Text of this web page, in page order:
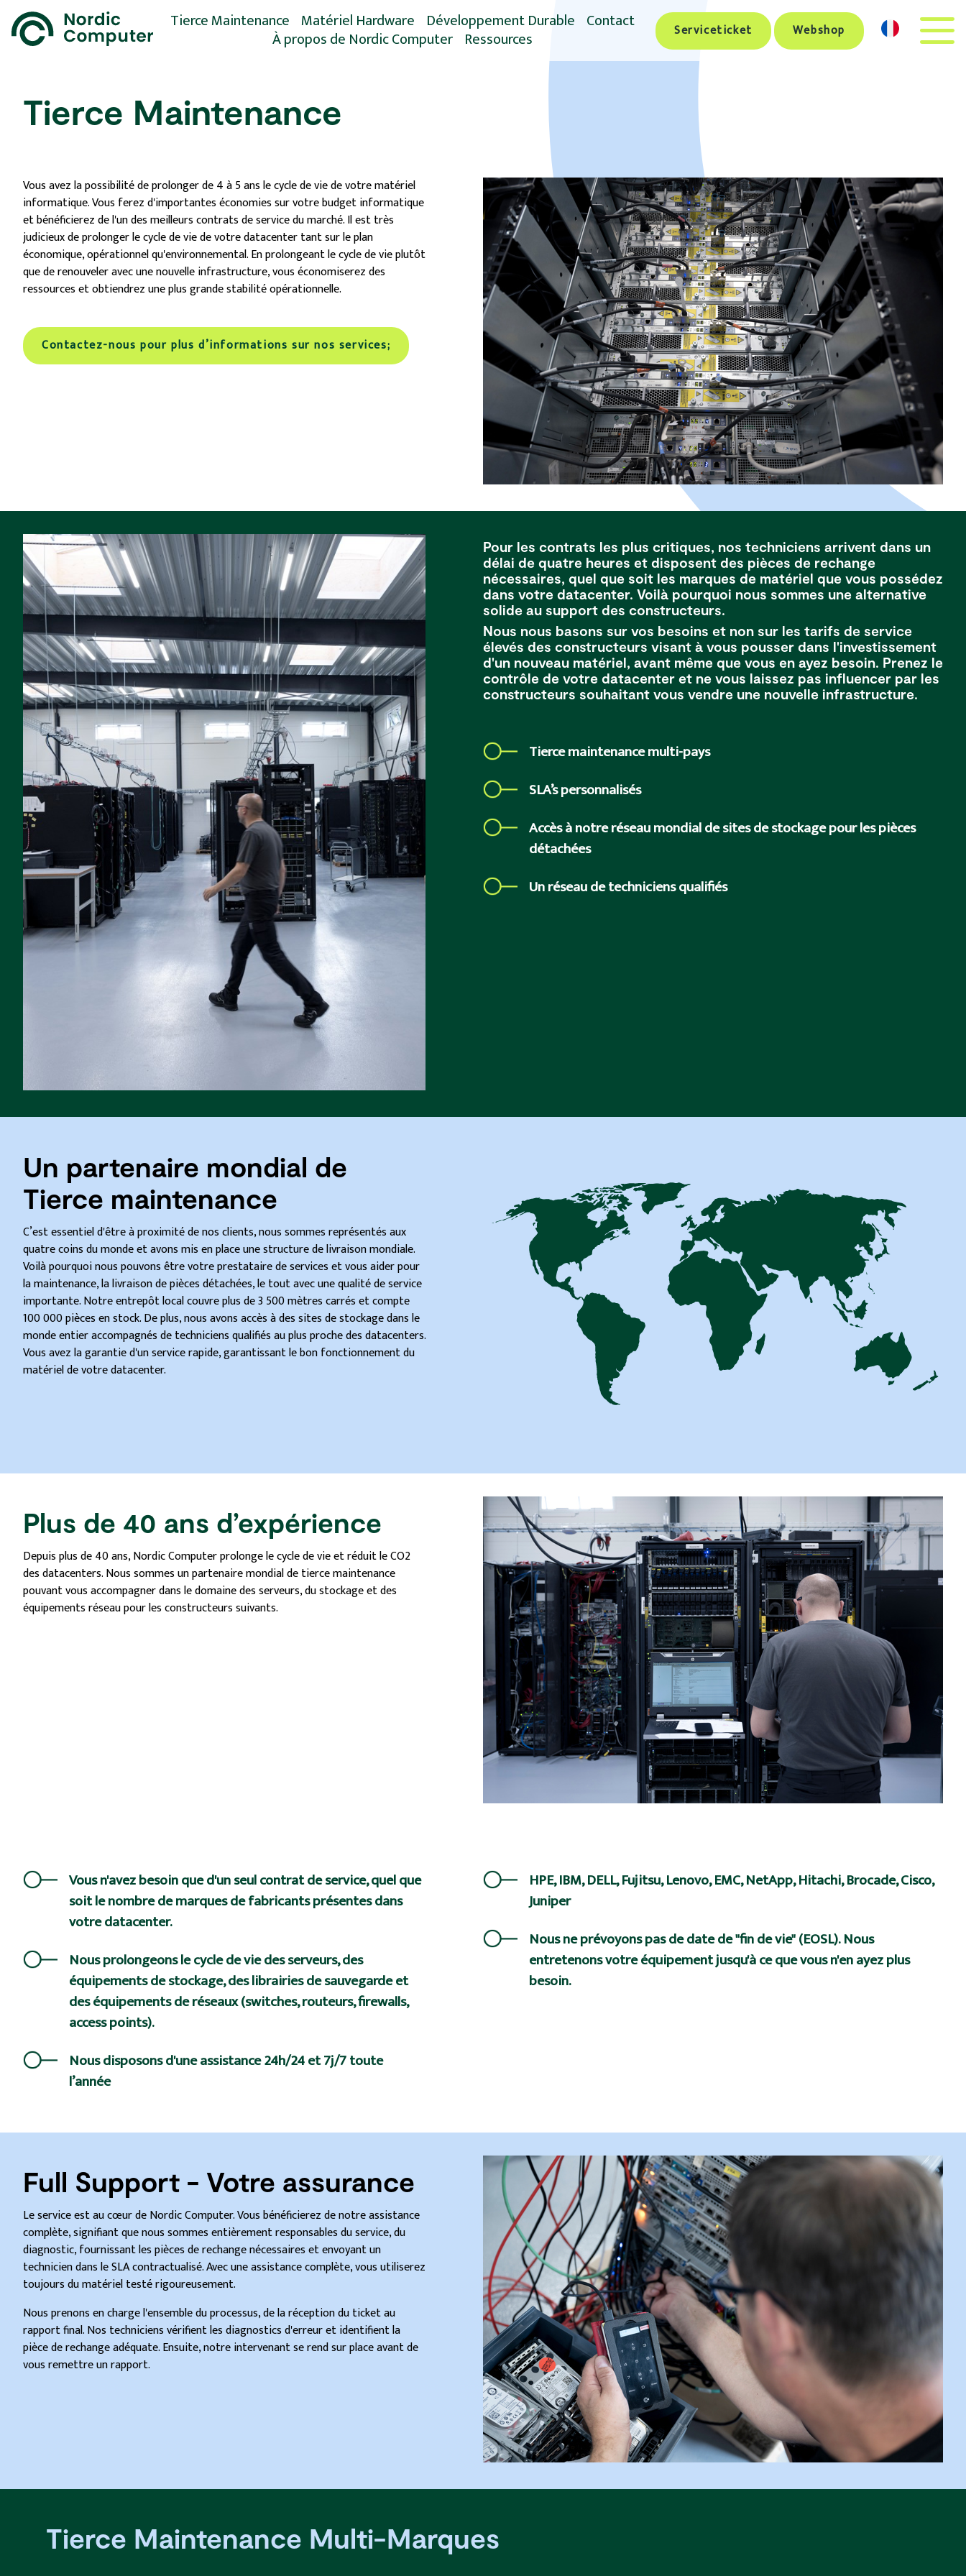
Tierce Maintenance
Maintenance des
serveurs
Maintenance du réseau
Fin de vie du service
Matériel Hardware
Confiez-nous votre
Matériel Hardware
Développement Durable
Emissions de Carbone
Contact
À propos de Nordic Computer
Environment de travail
Ressources
Devenir plus durable et
économiser de l'argent
Optimisation de la
disponibilité et
réduction des coûts
informatiques
Vos contrats de
maintenance arrivent-ils
à échéance ?
Envisagez-vous de
mettre à niveau votre
centre de données ?
Serviceticket Webshop
Tierce Maintenance
Vous avez la possibilité de prolonger de 4 à 5 ans le cycle de vie de votre matériel
informatique. Vous ferez d'importantes économies sur votre budget informatique
et bénéficierez de l'un des meilleurs contrats de service du marché. Il est très
judicieux de prolonger le cycle de vie de votre datacenter tant sur le plan
économique, opérationnel qu'environnemental. En prolongeant le cycle de vie plutôt
que de renouveler avec une nouvelle infrastructure, vous économiserez des
ressources et obtiendrez une plus grande stabilité opérationnelle.
Contactez-nous pour plus d’informations sur nos services;
Pour les contrats les plus critiques, nos techniciens arrivent dans un
délai de quatre heures et disposent des pièces de rechange
nécessaires, quel que soit les marques de matériel que vous possédez
dans votre datacenter. Voilà pourquoi nous sommes une alternative
solide au support des constructeurs.
Nous nous basons sur vos besoins et non sur les tarifs de service
élevés des constructeurs visant à vous pousser dans l'investissement
d'un nouveau matériel, avant même que vous en ayez besoin. Prenez le
contrôle de votre datacenter et ne vous laissez pas influencer par les
constructeurs souhaitant vous vendre une nouvelle infrastructure.
Tierce maintenance multi-pays
SLA’s personnalisés
Accès à notre réseau mondial de sites de stockage pour les pièces
détachées
Un réseau de techniciens qualifiés
Un partenaire mondial de
Tierce maintenance
C’est essentiel d'être à proximité de nos clients, nous sommes représentés aux
quatre coins du monde et avons mis en place une structure de livraison mondiale.
Voilà pourquoi nous pouvons être votre prestataire de services et vous aider pour
la maintenance, la livraison de pièces détachées, le tout avec une qualité de service
importante. Notre entrepôt local couvre plus de 3 500 mètres carrés et compte
100 000 pièces en stock. De plus, nous avons accès à des sites de stockage dans le
monde entier accompagnés de techniciens qualifiés au plus proche des datacenters.
Vous avez la garantie d'un service rapide, garantissant le bon fonctionnement du
matériel de votre datacenter.
Plus de 40 ans d’expérience
Depuis plus de 40 ans, Nordic Computer prolonge le cycle de vie et réduit le CO2
des datacenters. Nous sommes un partenaire mondial de tierce maintenance
pouvant vous accompagner dans le domaine des serveurs, du stockage et des
équipements réseau pour les constructeurs suivants.
Vous n'avez besoin que d'un seul contrat de service, quel que
soit le nombre de marques de fabricants présentes dans
votre datacenter.
Nous prolongeons le cycle de vie des serveurs, des
équipements de stockage, des librairies de sauvegarde et
des équipements de réseaux (switches, routeurs, firewalls,
access points).
Nous disposons d'une assistance 24h/24 et 7j/7 toute
l’année
HPE, IBM, DELL, Fujitsu, Lenovo, EMC, NetApp, Hitachi, Brocade, Cisco,
Juniper
Nous ne prévoyons pas de date de "fin de vie" (EOSL). Nous
entretenons votre équipement jusqu'à ce que vous n'en ayez plus
besoin.
Full Support - Votre assurance
Le service est au cœur de Nordic Computer. Vous bénéficierez de notre assistance
complète, signifiant que nous sommes entièrement responsables du service, du
diagnostic, fournissant les pièces de rechange nécessaires et envoyant un
technicien dans le SLA contractualisé. Avec une assistance complète, vous utiliserez
toujours du matériel testé rigoureusement.
Nous prenons en charge l'ensemble du processus, de la réception du ticket au
rapport final. Nos techniciens vérifient les diagnostics d'erreur et identifient la
pièce de rechange adéquate. Ensuite, notre intervenant se rend sur place avant de
vous remettre un rapport.
Tierce Maintenance Multi-Marques